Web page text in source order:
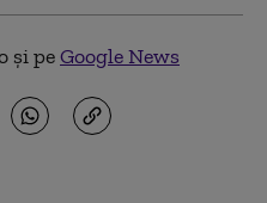
și peGoogle News